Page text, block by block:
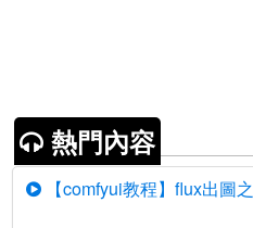
熱門內容
【comfyui教程】flux出圖之